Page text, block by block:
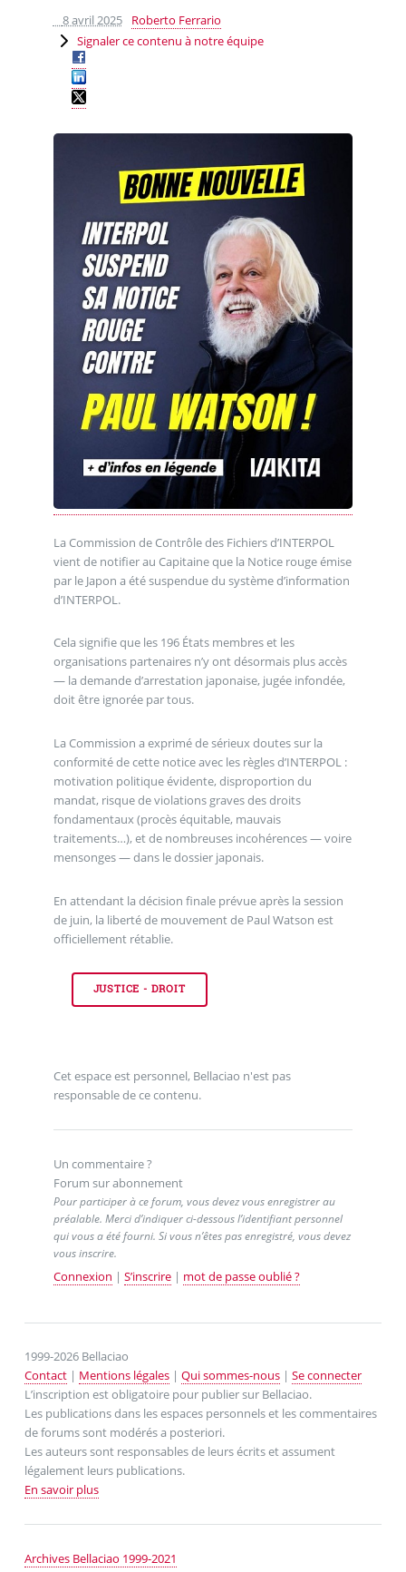
8 avril 2025
Roberto Ferrario
Signaler ce contenu à notre équipe
La Commission de Contrôle des Fichiers d’INTERPOL
vient de notifier au Capitaine que la Notice rouge émise
par le Japon a été suspendue du système d’information
d’INTERPOL.
Cela signifie que les 196 États membres et les
organisations partenaires n’y ont désormais plus accès
— la demande d’arrestation japonaise, jugée infondée,
doit être ignorée par tous.
La Commission a exprimé de sérieux doutes sur la
conformité de cette notice avec les règles d’INTERPOL :
motivation politique évidente, disproportion du
mandat, risque de violations graves des droits
fondamentaux (procès équitable, mauvais
traitements…), et de nombreuses incohérences — voire
mensonges — dans le dossier japonais.
En attendant la décision finale prévue après la session
de juin, la liberté de mouvement de Paul Watson est
officiellement rétablie.
JUSTICE - DROIT
Cet espace est personnel, Bellaciao n'est pas
responsable de ce contenu.
Un commentaire ?
Forum sur abonnement
Pour participer à ce forum, vous devez vous enregistrer au
préalable. Merci d’indiquer ci-dessous l’identifiant personnel
qui vous a été fourni. Si vous n’êtes pas enregistré, vous devez
vous inscrire.
Connexion | S’inscrire| mot de passe oublié ?
1999-2026 Bellaciao
Contact| Mentions légales| Qui sommes-nous| Se connecter
L’inscription est obligatoire pour publier sur Bellaciao.
Les publications dans les espaces personnels et les commentaires
de forums sont modérés a posteriori.
Les auteurs sont responsables de leurs écrits et assument
légalement leurs publications.
En savoir plus
Archives Bellaciao 1999-2021